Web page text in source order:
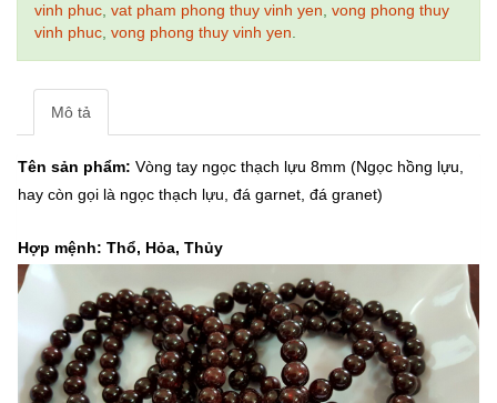
vinh phuc vat pham phong thuy vinh yen vong phong thuy
vinh phuc vong phong thuy vinh yen
Mô tả
Tên sản phẩm: Vòng tay ngọc thạch lựu 8mm (Ngọc hồng lựu,
hay còn gọi là ngọc thạch lựu, đá garnet, đá granet)
Hợp mệnh: Thổ, Hỏa, Thủy